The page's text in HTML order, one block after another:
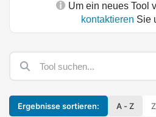
Um ein neues Tool
kontaktieren Sie
Ergebnisse sortieren: A - Z